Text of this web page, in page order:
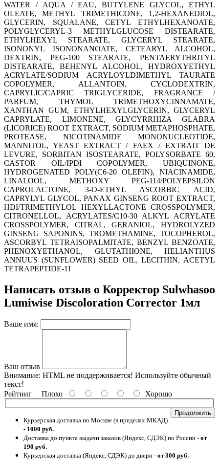
WATER / AQUA / EAU, BUTYLENE GLYCOL, ETHYL
OLEATE, METHYL TRIMETHICONE, 1 ,2-HEXANEDIOL,
GLYCERIN, SQUALANE, CETYL ETHYLHEXANOATE,
POLYGLYCERYL-3 METHYLGLUCOSE DISTEARATE,
ETHYLHEXYL STEARATE, GLYCERYL STEARATE,
ISONONYL ISONONANOATE, CETEARYL ALCOHOL,
DEXTRIN, PEG-100 STEARATE, PENTAERYTHRITYL
DISTEARATE, BEHENYL ALCOHOL, HYDROXYETHYL
ACRYLATE/SODIUM ACRYLOYLDIMETHYL TAURATE
COPOLYMER, ALLANTOIN, CYCLODEXTRIN,
CAPRYLIC/CAPRIC TRIGLYCERIDE, FRAGRANCE /
PARFUM, THYMOL TRIMETHOXYCINNAMATE,
XANTHAN GUM, ETHYLHEXYLGLYCERIN, GLYCERYL
CAPRYLATE, LIMONENE, GLYCYRRHIZA GLABRA
(LICORICE) ROOT EXTRACT, SODIUM METAPHOSPHATE,
PROTEASE, NICOTINAMIDE MONONUCLEOTIDE,
MANNITOL, YEAST EXTRACT / FAEX / EXTRAIT DE
LEVURE, SORBITAN ISOSTEARATE, POLYSORBATE 60,
CASTOR OIL/IPDI COPOLYMER, UBIQUINONE,
HYDROGENATED POLY(C6-20 OLEFIN), NIACINAMIDE,
LINALOOL, METHOXY PEG-114/POLYEPSILON
CAPROLACTONE, 3-O-ETHYL ASCORBIC ACID,
CAPRYLYL GLYCOL, PANAX GINSENG ROOT EXTRACT,
HDI/TRIMETHYLOL HEXYLLACTONE CROSSPOLYMER,
CITRONELLOL, ACRYLATES/C10-30 ALKYL ACRYLATE
CROSSPOLYMER, CITRAL, GERANIOL, HYDROLYZED
GINSENG SAPONINS, TROMETHAMINE, TOCOPHEROL,
ASCORBYL TETRAISOPALMITATE, BENZYL BENZOATE,
PHENOXYETHANOL, GLUTATHIONE, HELIANTHUS
ANNUUS (SUNFLOWER) SEED OIL, LECITHIN, ACETYL
TETRAPEPTIDE-11
Написать отзыв о Корректор Sulwhasoo
Lumiwise Discoloration Corrector 1мл
Ваше имя:
Ваш отзыв
Внимание: HTML не поддерживается! Используйте обычный
текст!
Рейтинг Плохо Хорошо
Продолжить
Курьерская доставка по Москве (в пределах МКАД)
- 1000 руб.
Доставка до пункта выдачи заказов (Яндекс, СДЭК) по России - от
190 руб.
Курьерская доставка (Яндекс, СДЭК) до двери - от 300 руб.